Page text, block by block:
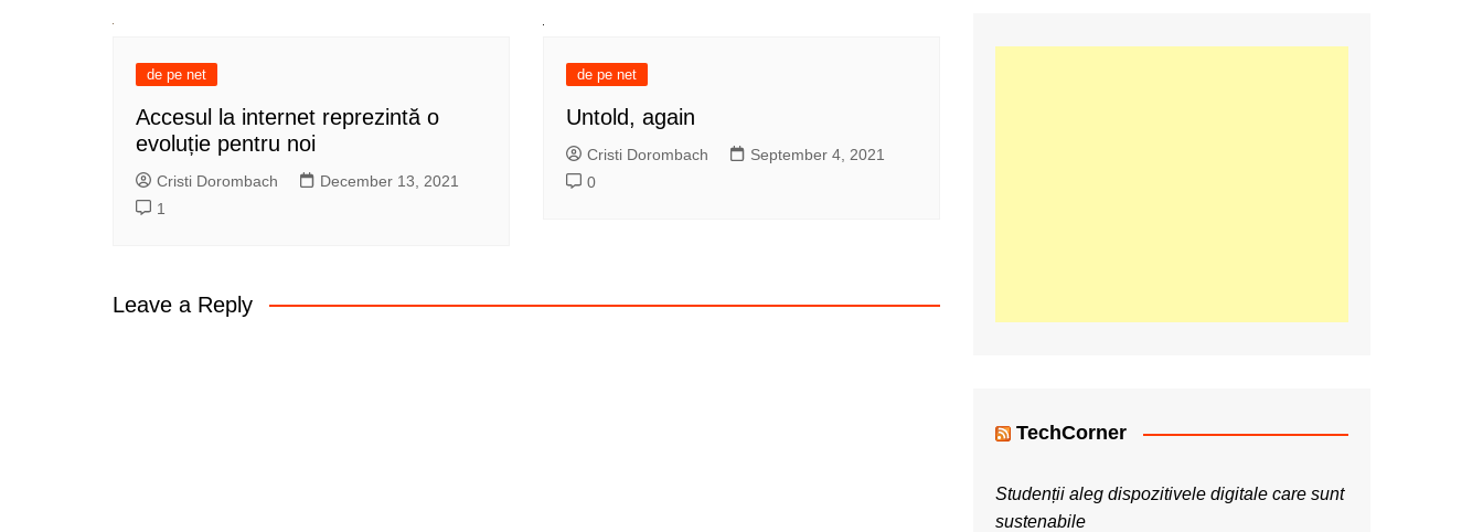
de pe net
Accesul la internet reprezintă o
evoluție pentru noi
Cristi Dorombach
December 13, 2021
1
de pe net
Untold, again
Cristi Dorombach
September 4, 2021
0
Leave a Reply
TechCorner
Studenții aleg dispozitivele digitale care sunt
sustenabile